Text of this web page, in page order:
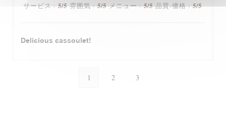
サービス : 5/5 雰囲気: 5/5 メニュー: 5/5 品質-価格: 5/5
Delicious cassoulet!
1 2 3